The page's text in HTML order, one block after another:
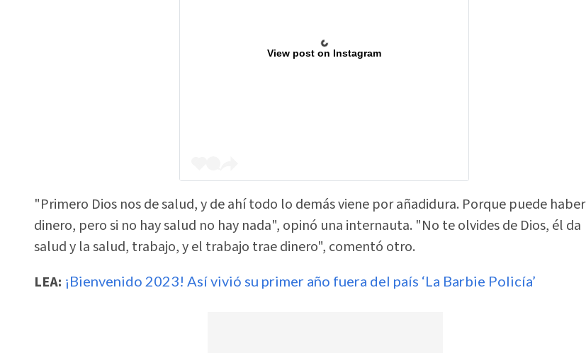
View post on Instagram
"Primero Dios nos de salud, y de ahí todo lo demás viene por añadidura. Porque puede haber
dinero, pero si no hay salud no hay nada", opinó una internauta. "No te olvides de Dios, él da
salud y la salud, trabajo, y el trabajo trae dinero", comentó otro.
LEA: ¡Bienvenido 2023! Así vivió su primer año fuera del país ‘La Barbie Policía’